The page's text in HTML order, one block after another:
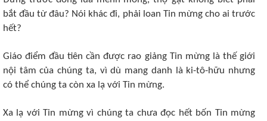
bắt đầu từ đâu? Nói khác đi, phải loan Tin mừng cho ai trước
hết?
Giáo điểm đầu tiên cần được rao giảng Tin mừng là thế giới
nội tâm của chúng ta, vì dù mang danh là ki-tô-hữu nhưng
có thể chúng ta còn xa lạ với Tin mừng.
Xa lạ với Tin mừng vì chúng ta chưa đọc hết bốn Tin mừng